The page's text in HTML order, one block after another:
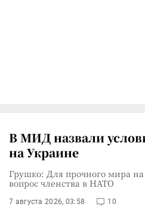
В МИД назвали
на Украине
Грушко: Для прочного мира
вопрос членства в НАТО
7 августа 2026, 03:58 10